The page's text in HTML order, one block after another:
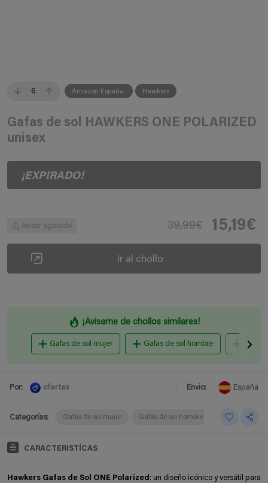
6 Amazon España Hawkers
Gafas de sol HAWKERS ONE POLARIZED
unisex
¡EXPIRADO!
Avisar agotado 39,99€ 15,19€
Ir al chollo
¡Avisame de chollos similares!
Gafas de sol mujer Gafas de sol hombre
Por: ofertas Envio: España
Categorías: Gafas de sol mujer Gafas de sol hombre
CARACTERISTÍCAS
Hawkers Gafas de Sol ONE Polarized : un diseño icónico y versátil para